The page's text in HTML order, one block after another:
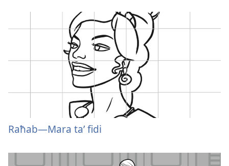
Raħab—Mara taʼ fidi